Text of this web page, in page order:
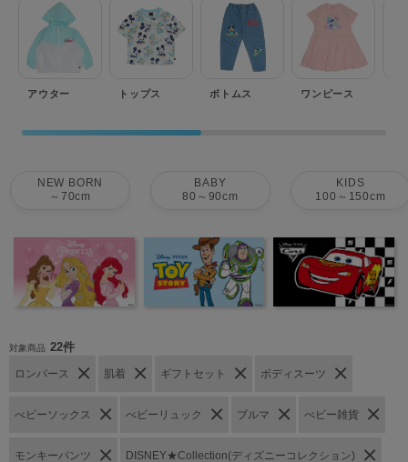
アウター トップス ボトムス ワンピース
NEW BORN
～70cm
BABY
80～90cm
KIDS
100～150cm
対象商品 22件
ロンパース 肌着 ギフトセット ボディスーツ
べビーソックス べビーリュック ブルマ べビー雑貨
モンキーパンツ DISNEY★Collection(ディズニーコレクション)